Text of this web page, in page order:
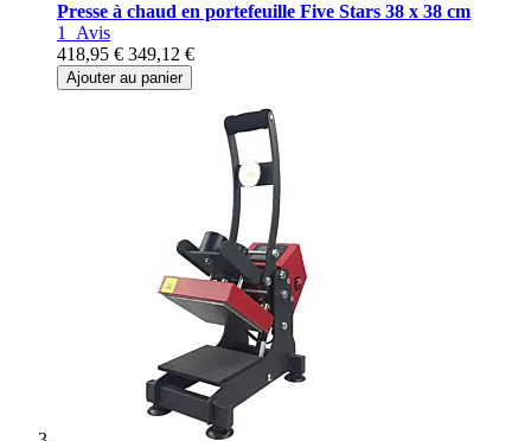
Presse à chaud en portefeuille Five Stars 38 x 38 cm
1 Avis
418,95 € 349,12 €
Ajouter au panier